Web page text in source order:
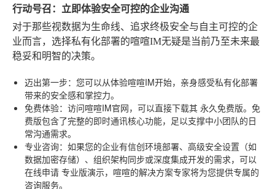
行动号召：立即体验安全可控的企业沟通
对于那些视数据为生命线、追求终极安全与自主可控的企
业而言，选择私有化部署的喧喧IM无疑是当前乃至未来最
稳妥和明智的决策。
迈出第一步：您可以从体验喧喧IM开始，亲身感受私有化部署
带来的安全感和掌控力。
免费体验：访问喧喧IM官网，可以直接下载其 永久免费版。免
费版包含了完整的即时通讯核心功能，足以支撑中小团队的日
常沟通需求。
专业咨询：如果您的企业有信创环境部署、高级安全设置（如
数据加密存储）、组织架构同步或深度集成开发的需求，可以
在线申请 专业版演示，喧喧的解决方案专家将为您提供专属的
咨询服务。